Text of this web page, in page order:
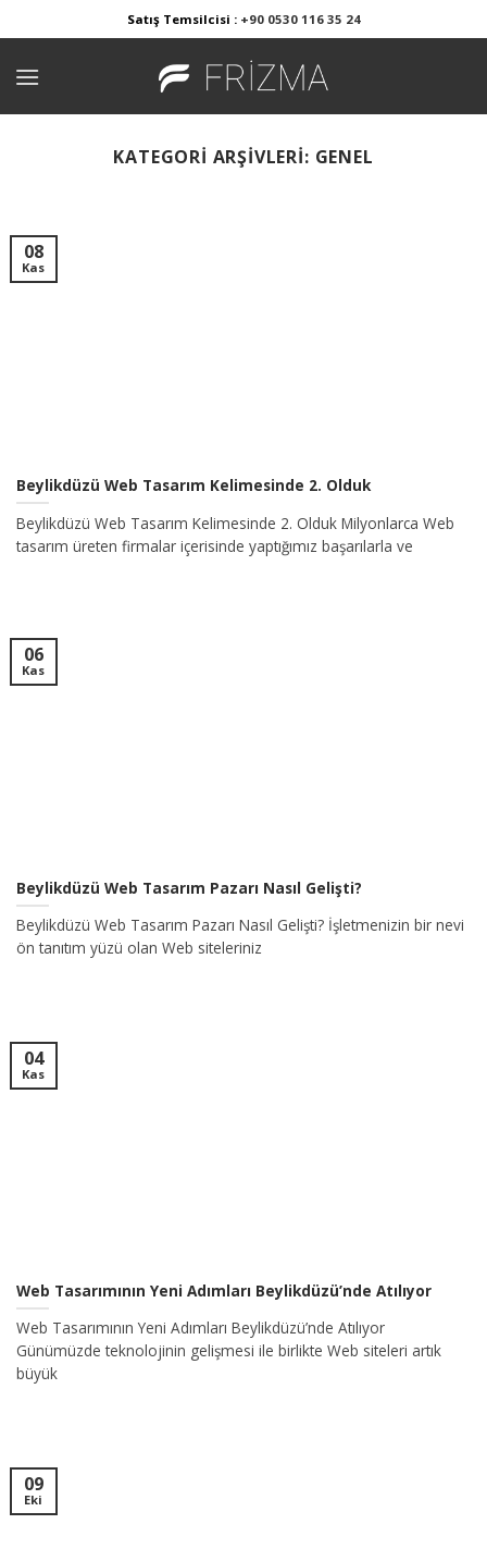
to
content
Satış Temsilcisi : +90 0530 116 35 24
KATEGORI ARŞIVLERI: GENEL
Beylikdüzü Web Tasarım Kelimesinde 2. Olduk
Beylikdüzü Web Tasarım Kelimesinde 2. Olduk Milyonlarca Web
tasarım üreten firmalar içerisinde yaptığımız başarılarla ve
08
Kas
Beylikdüzü Web Tasarım Pazarı Nasıl Gelişti?
Beylikdüzü Web Tasarım Pazarı Nasıl Gelişti? İşletmenizin bir nevi
ön tanıtım yüzü olan Web siteleriniz
06
Kas
Web Tasarımının Yeni Adımları Beylikdüzü’nde Atılıyor
Web Tasarımının Yeni Adımları Beylikdüzü’nde Atılıyor
Günümüzde teknolojinin gelişmesi ile birlikte Web siteleri artık
büyük
04
Kas
09
Eki